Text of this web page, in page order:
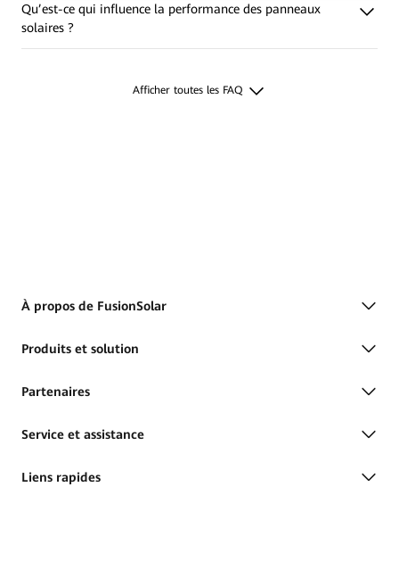
Qu’est-ce qui influence la performance des panneaux
solaires ?
Afficher toutes les FAQ
À propos de FusionSolar
Produits et solution
Partenaires
Service et assistance
Liens rapides